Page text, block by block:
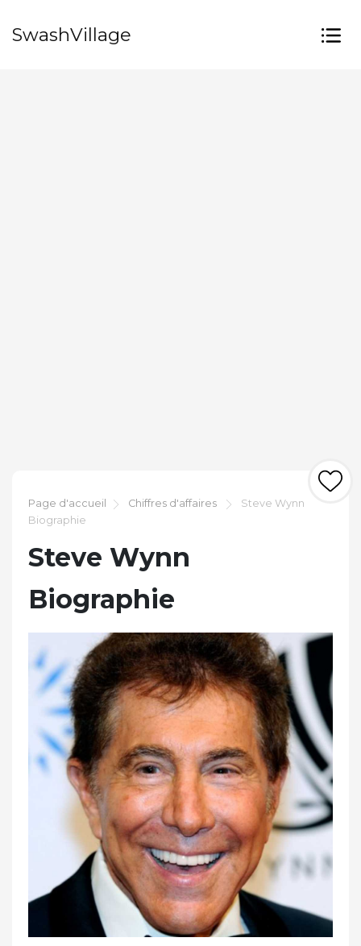
SwashVillage
Page d'accueil Chiffres d'affaires
Steve Wynn
Biographie
Steve Wynn
Biographie